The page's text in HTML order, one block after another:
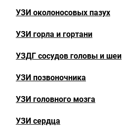
УЗИ околоносовых пазух
УЗИ горла и гортани
УЗДГ сосудов головы и шеи
УЗИ позвоночника
УЗИ головного мозга
УЗИ сердца